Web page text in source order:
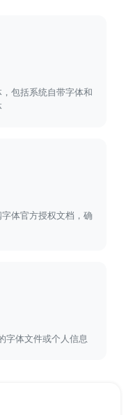
包括系统自带字体和
体官方授权文档，确
字体文件或个人信息